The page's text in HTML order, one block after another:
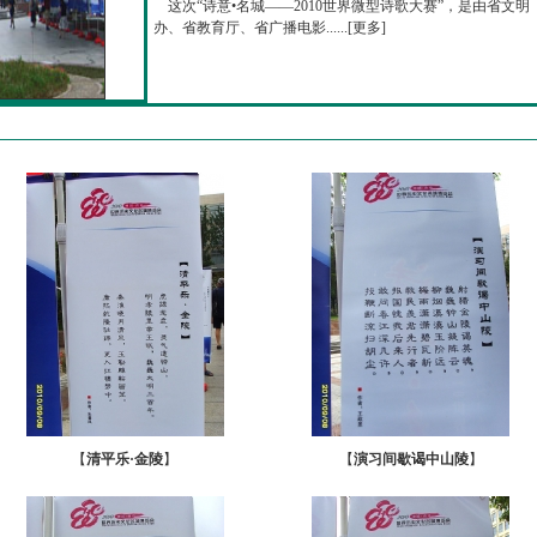
这次“诗意•名城——2010世界微型诗歌大赛”，是由省文明
办、省教育厅、省广播电影......[更多]
【清平乐·金陵】 【演习间歇谒中山陵】